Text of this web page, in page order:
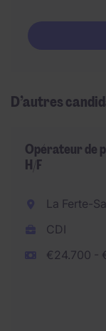
D’autres
Opérateur de
H/F
La Ferte-
CDI
€24.700 -